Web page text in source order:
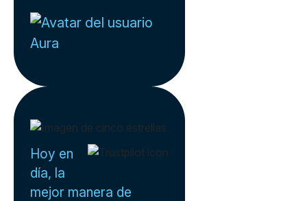
Aura
Hoy en
día, la
mejor manera de